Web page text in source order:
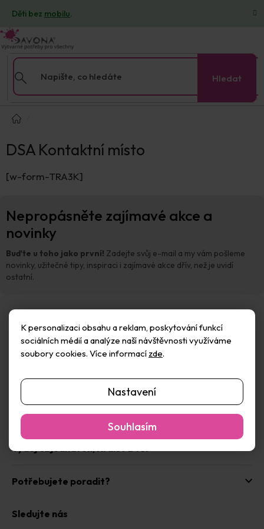
K personalizaci obsahu a reklam, poskytování funkcí
sociálních médií a analýze naší návštěvnosti využíváme
soubory cookies. Více informacízde.
Nastavení
Souhlasím
obsah
Děti bez mobilu.
Hledat
DSA Kontaktní místo
[w-form-TRA3K]
Nepropásněte zajímavé akce a
novinky
Buďte u toho jako první! Zadejte svůj e-mail a my vám pošleme
novinky, užitečné tipy, inspiraci i zajímavé akce dřív, než je uvidí
ostatní.
O nás
Poradíme vám
Naše prodejna,Praha 7
Výdej objednávek,
Potřebujete poradit?
Sledujte nás